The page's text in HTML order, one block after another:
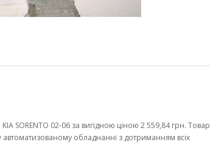
SORENTO 02-06 за вигідною ціною 2 559,84 грн. Товар
обладнанні з дотриманням всіх